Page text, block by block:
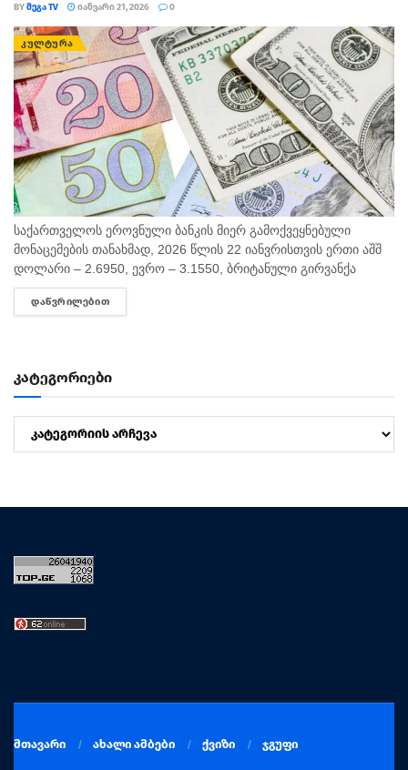
BYᲛᲔᲒᲐ TV ᲘᲐᲜᲕᲐᲠᲘ 21, 2026 0
ᲙᲣᲚᲢᲣᲠᲐ
საქართველოს ეროვნული ბანკის მიერ გამოქვეყნებული
მონაცემების თანახმად, 2026 წლის 22 იანვრისთვის ერთი აშშ
დოლარი – 2.6950, ევრო – 3.1550, ბრიტანული გირვანქა
სტერლინგი კი 3.6135 ლარი ეღირება. დღეს კი, ოფიციალური
კურსით,...
ᲓᲐᲬᲕᲠᲘᲚᲔᲑᲘᲗ
კატეგორიები
კატეგორიები
მთავარი ახალი ამბები ქვიზი ჯგუფი